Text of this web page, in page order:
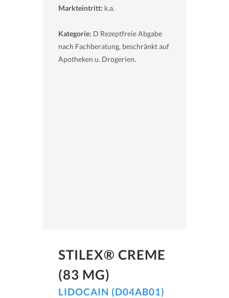
Markteintritt: k.a.
Kategorie: D Rezeptfreie Abgabe
nach Fachberatung, beschränkt auf
Apotheken u. Drogerien.
STILEX® CREME
(83 MG)
LIDOCAIN (D04AB01)